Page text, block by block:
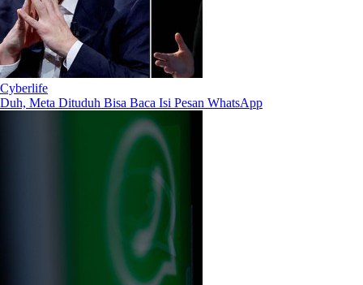
Cyberlife
Duh, Meta Dituduh Bisa Baca Isi Pesan WhatsApp